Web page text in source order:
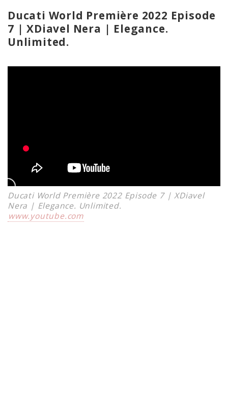
Ducati World Première 2022 Episode
7 | XDiavel Nera | Elegance.
Unlimited.
Ducati World Première 2022 Episode 7 | XDiavel
Nera | Elegance. Unlimited.
www.youtube.com